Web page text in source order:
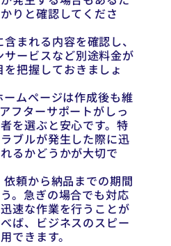
りと確認してくださ
まれる内容を確認し、
サービスなど別途料金が
を把握しておきましょ
ームページは作成後も維
フターサポートがしっ
を選ぶと安心です。特
ブルが発生した際に迅
るかどうかが大切で
依頼から納品までの期間
。急ぎの場合でも対応
速な作業を行うことが
ば、ビジネスのスピー
できます。